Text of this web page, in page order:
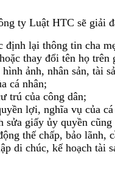
ty Luật HTC sẽ giải
định lại thông tin cha
thay đổi tên họ
ảnh, nhân sản, tài
cá nhân;
trú của công dân;
lợi, nghĩa vụ của
giấy ủy quyền
thế chấp, bảo lãnh,
di chúc, kế hoạch tài